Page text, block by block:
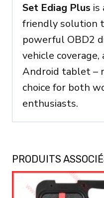
Set Ediag Plus is
friendly solution
powerful OBD2
vehicle
Android tablet –
choice for both
enthusiasts.
PRODUITS